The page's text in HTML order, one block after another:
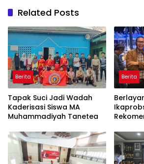
Related Posts
Berita
Tapak Suci Jadi Wadah
Kaderisasi Siswa MA
Muhammadiyah Tanetea
Berita